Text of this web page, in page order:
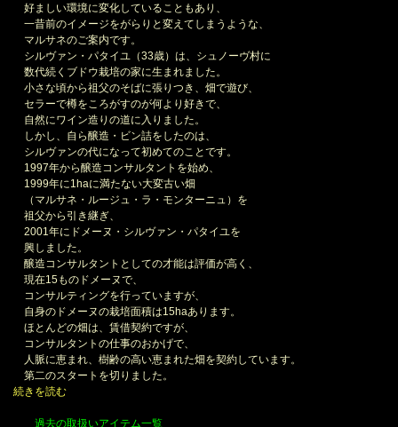
好ましい環境に変化していることもあり、
一昔前のイメージをがらりと変えてしまうような、
マルサネのご案内です。
シルヴァン・パタイユ（33歳）は、シュノーヴ村に
数代続くブドウ栽培の家に生まれました。
小さな頃から祖父のそばに張りつき、畑で遊び、
セラーで樽をころがすのが何より好きで、
自然にワイン造りの道に入りました。
しかし、自ら醸造・ビン詰をしたのは、
シルヴァンの代になって初めてのことです。
1997年から醸造コンサルタントを始め、
1999年に1haに満たない大変古い畑
（マルサネ・ルージュ・ラ・モンターニュ）を
祖父から引き継ぎ、
2001年にドメーヌ・シルヴァン・パタイユを
興しました。
醸造コンサルタントとしての才能は評価が高く、
現在15ものドメーヌで、
コンサルティングを行っていますが、
自身のドメーヌの栽培面積は15haあります。
ほとんどの畑は、賃借契約ですが、
コンサルタントの仕事のおかげで、
人脈に恵まれ、樹齢の高い恵まれた畑を契約しています。
第二のスタートを切りました。
続きを読む
過去の取扱いアイテム一覧